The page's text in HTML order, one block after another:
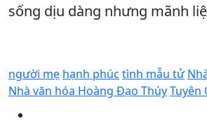
sống dịu dàng nhưng mãnh
người mẹ hạnh phúc tình mẫu tử
Nhà văn hóa Hoàng Đạo ThúyTuyên